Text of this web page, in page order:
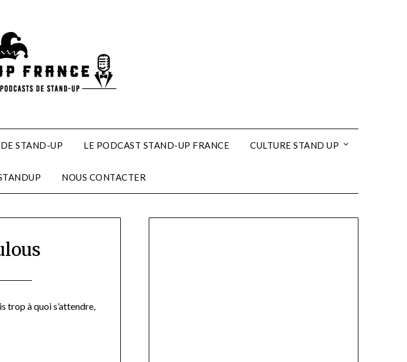
STAND-UP LE PODCAST STAND-UP FRANCE CULTURE STAND UP
NOUS CONTACTER
trop à quoi s’attendre,